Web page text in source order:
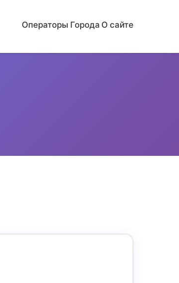
Операторы Города О сайте